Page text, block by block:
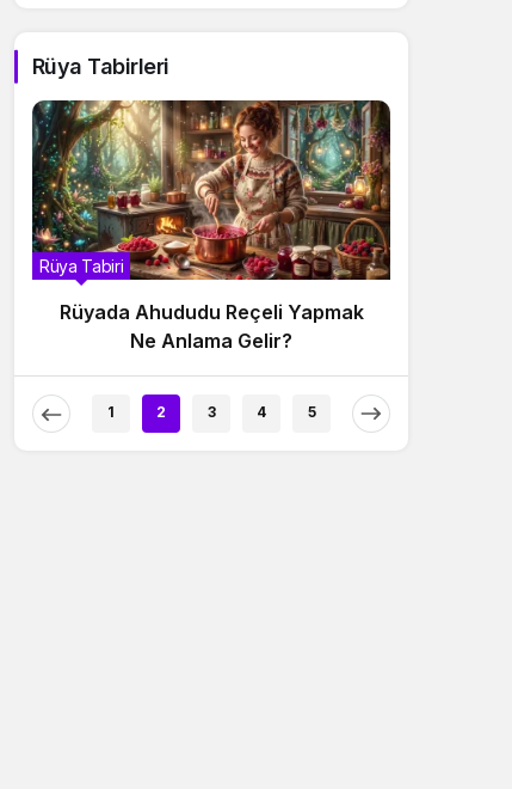
Rüya Tabirleri
Rüya Tabiri
Rüyada Ahududu Reçeli Yapmak
Ne Anlama Gelir?
1 2 3 4 5